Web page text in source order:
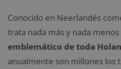
Conocido en Neerlandés
trata nada más y nada
emblemático de toda
anualmente son millones los